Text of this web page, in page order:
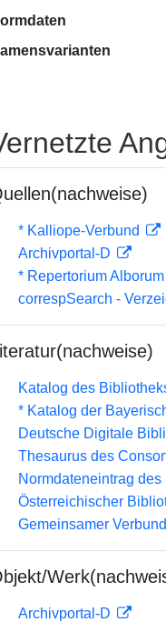
* Kalliope-Verbund
Archivportal-D
* Repertorium
correspSearch -
Katalog des
* Katalog der
Deutsche Digitale
Thesaurus des
Normdateneintrag
Österreichischer
Gemeinsamer
Archivportal-D